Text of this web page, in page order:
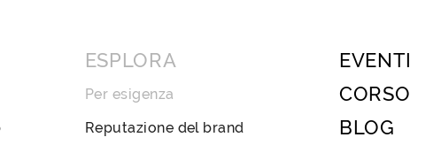
ESPLORA
Per esigenza
Reputazione del brand
EVENTI
CORSO
BLOG